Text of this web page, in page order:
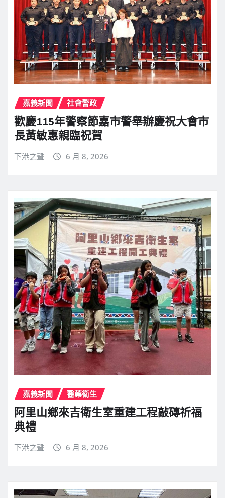
嘉義新聞 社會警政
歡慶115年警察節嘉市警舉辦慶祝大會市
長黃敏惠親臨祝賀
下港之聲 6 月 8, 2026
嘉義新聞 醫藥衛生
阿里山鄉來吉衛生室重建工程敲磚祈福
典禮
下港之聲 6 月 8, 2026